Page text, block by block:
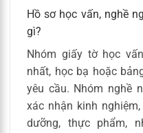
Hồ sơ học vấn, nghề
gì?
Nhóm giấy tờ học
nhất, học bạ hoặc
yêu cầu. Nhóm nghề
xác nhận kinh
dưỡng, thực phẩm,